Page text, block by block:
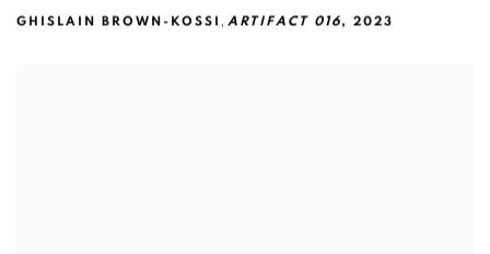
GHISLAIN BROWN-KOSSI , ARTIFACT 016,2023